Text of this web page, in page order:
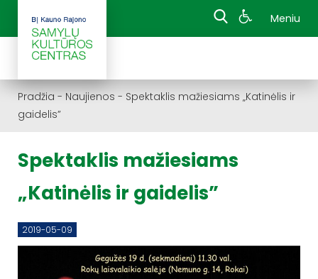
Meniu
Pradžia - Naujienos - Spektaklis mažiesiams „Katinėlis ir
gaidelis”
Spektaklis mažiesiams
„Katinėlis ir gaidelis”
2019-05-09